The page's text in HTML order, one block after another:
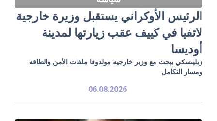
الرئيس الأوكراني يستقبل وزيرة خارجية
لاتفيا في كييف عقب زيارتها لمدينة
أوديسا
زيلينسكي يبحث مع وزير خارجية مولدوفا ملفات الأمن والطاقة
ومسار التكامل
06.08.2026